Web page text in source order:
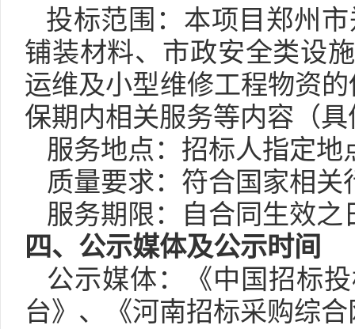
投标范围：本项目郑州
铺装材料、市政安全类设
运维及小型维修工程物资
保期内相关服务等内容（
服务地点： 招标人指定地
质量要求：符合国家相
服务期限：自合同生效之
四、 公示媒体及公示时间
公示媒体：《中国招标
台》、《河南招标采购综合